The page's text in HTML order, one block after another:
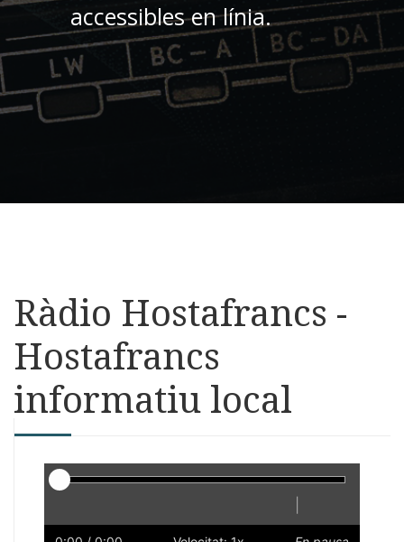
accessibles en línia.
Ràdio Hostafrancs -
Hostafrancs
informatiu local
Reproductor
Lent